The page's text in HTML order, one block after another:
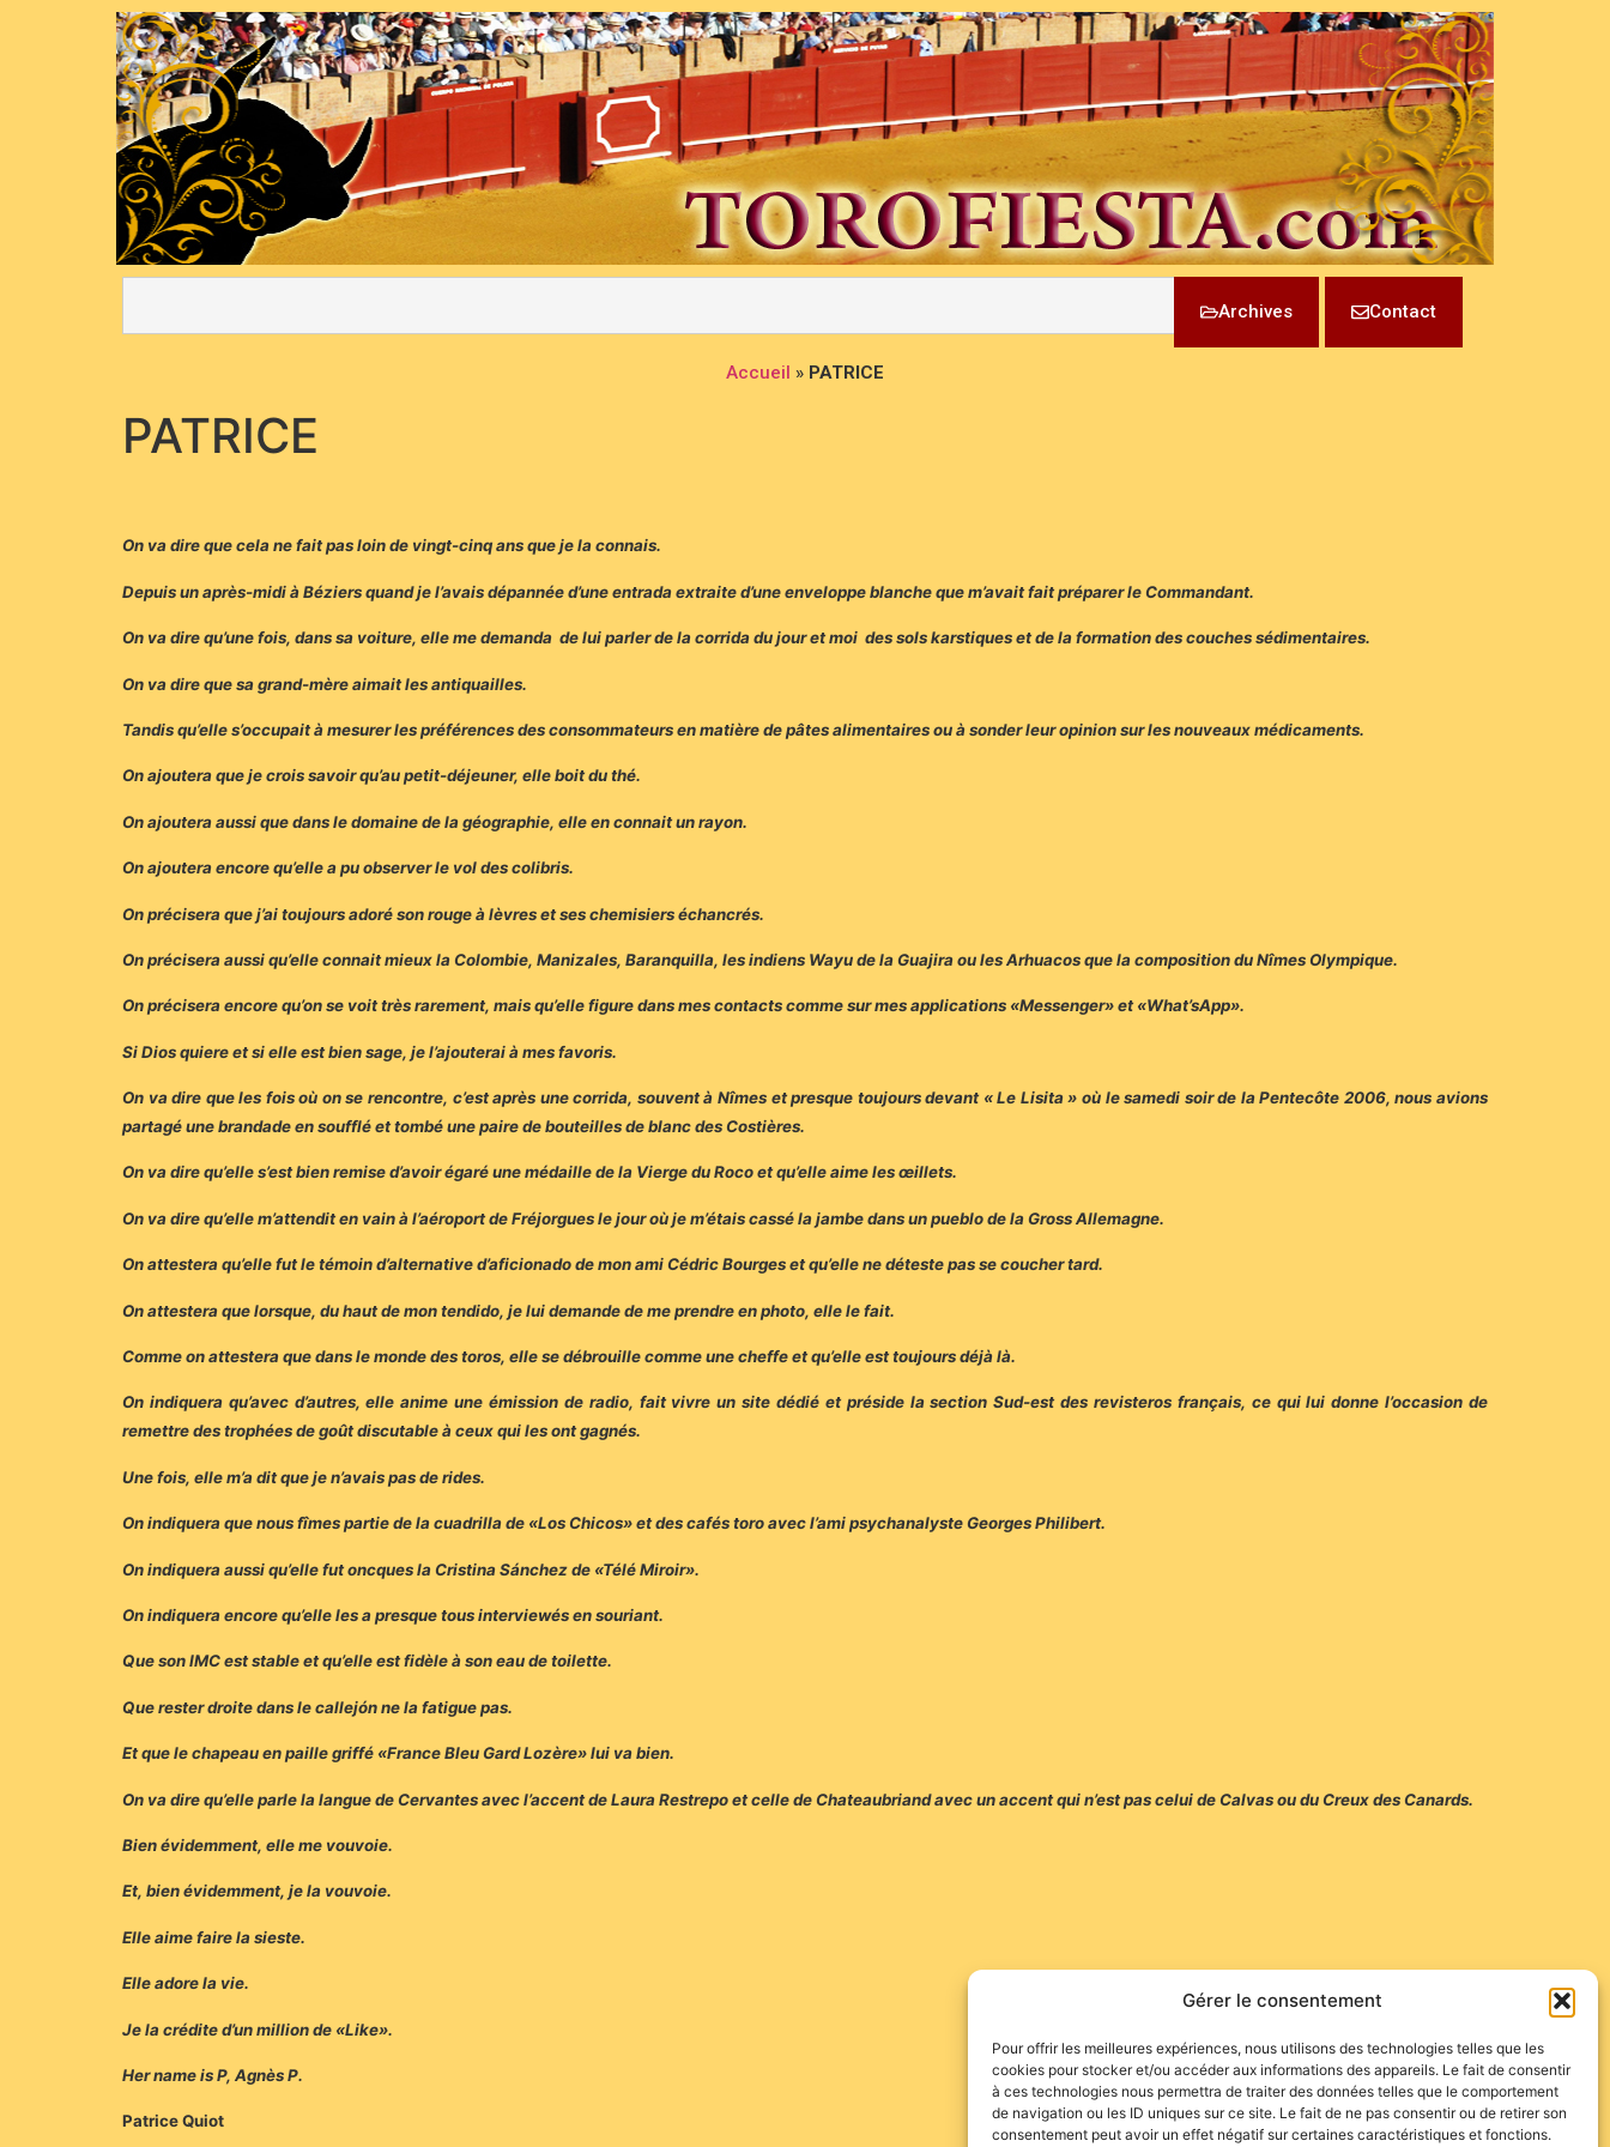
Gérer le consentement
Pour offrir les meilleures expériences, nous utilisons des technologies telles que les
cookies pour stocker et/ou accéder aux informations des appareils. Le fait de consentir
à ces technologies nous permettra de traiter des données telles que le comportement
de navigation ou les ID uniques sur ce site. Le fait de ne pas consentir ou de retirer son
consentement peut avoir un effet négatif sur certaines caractéristiques et fonctions.
Archives Contact
Accueil » PATRICE
PATRICE
On va dire que cela ne fait pas loin de vingt-cinq ans que je la connais.
Depuis un après-midi à Béziers quand je l’avais dépannée d’une entrada extraite d’une enveloppe blanche que m’avait fait préparer le Commandant.
On va dire qu’une fois, dans sa voiture, elle me demanda de lui parler de la corrida du jour et moi des sols karstiques et de la formation des couches sédimentaires.
On va dire que sa grand-mère aimait les antiquailles.
Tandis qu’elle s’occupait à mesurer les préférences des consommateurs en matière de pâtes alimentaires ou à sonder leur opinion sur les nouveaux médicaments.
On ajoutera que je crois savoir qu’au petit-déjeuner, elle boit du thé.
On ajoutera aussi que dans le domaine de la géographie, elle en connait un rayon.
On ajoutera encore qu’elle a pu observer le vol des colibris.
On précisera que j’ai toujours adoré son rouge à lèvres et ses chemisiers échancrés.
On précisera aussi qu’elle connait mieux la Colombie, Manizales, Baranquilla, les indiens Wayu de la Guajira ou les Arhuacos que la composition du Nîmes Olympique.
On précisera encore qu’on se voit très rarement, mais qu’elle figure dans mes contacts comme sur mes applications «Messenger» et «What’sApp».
Si Dios quiere et si elle est bien sage, je l’ajouterai à mes favoris.
On va dire que les fois où on se rencontre, c’est après une corrida, souvent à Nîmes et presque toujours devant « Le Lisita » où le samedi soir de la Pentecôte 2006, nous avions
partagé une brandade en soufflé et tombé une paire de bouteilles de blanc des Costières.
On va dire qu’elle s’est bien remise d’avoir égaré une médaille de la Vierge du Roco et qu’elle aime les œillets.
On va dire qu’elle m’attendit en vain à l’aéroport de Fréjorgues le jour où je m’étais cassé la jambe dans un pueblo de la Gross Allemagne.
On attestera qu’elle fut le témoin d’alternative d’aficionado de mon ami Cédric Bourges et qu’elle ne déteste pas se coucher tard.
On attestera que lorsque, du haut de mon tendido, je lui demande de me prendre en photo, elle le fait.
Comme on attestera que dans le monde des toros, elle se débrouille comme une cheffe et qu’elle est toujours déjà là.
On indiquera qu’avec d’autres, elle anime une émission de radio, fait vivre un site dédié et préside la section Sud-est des revisteros français, ce qui lui donne l’occasion de
remettre des trophées de goût discutable à ceux qui les ont gagnés.
Une fois, elle m’a dit que je n’avais pas de rides.
On indiquera que nous fîmes partie de la cuadrilla de «Los Chicos» et des cafés toro avec l’ami psychanalyste Georges Philibert.
On indiquera aussi qu’elle fut oncques la Cristina Sánchez de «Télé Miroir».
On indiquera encore qu’elle les a presque tous interviewés en souriant.
Que son IMC est stable et qu’elle est fidèle à son eau de toilette.
Que rester droite dans le callejón ne la fatigue pas.
Et que le chapeau en paille griffé «France Bleu Gard Lozère» lui va bien.
On va dire qu’elle parle la langue de Cervantes avec l’accent de Laura Restrepo et celle de Chateaubriand avec un accent qui n’est pas celui de Calvas ou du Creux des Canards.
Bien évidemment, elle me vouvoie.
Et, bien évidemment, je la vouvoie.
Elle aime faire la sieste.
Elle adore la vie.
Je la crédite d’un million de «Like».
Her name is P, Agnès P.
Patrice Quiot